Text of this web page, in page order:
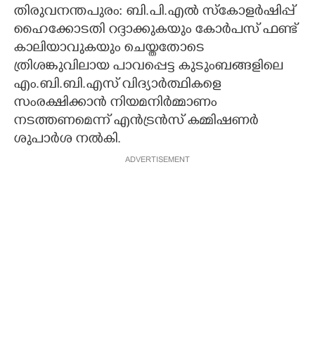
CARTOONS
LITERATURE
ZOOM
തിരുവനന്തപുരം: ബി.പി.എൽ സ്കോളർഷിപ്പ്
ഹൈക്കോടതി റദ്ദാക്കുകയും കോർപസ് ഫണ്ട്
കാലിയാവുകയും ചെയ്തതോടെ
ത്രിശങ്കുവിലായ പാവപ്പെട്ട കുടുംബങ്ങളിലെ
എം.ബി.ബി.എസ് വിദ്യാർത്ഥികളെ
സംരക്ഷിക്കാൻ നിയമനിർമ്മാണം
നടത്തണമെന്ന് എൻട്രൻസ് കമ്മിഷണർ
ശുപാർശ നൽകി.
ADVERTISEMENT